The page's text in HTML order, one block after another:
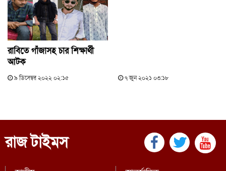
রাবিতে গাঁজাসহ চার শিক্ষার্থী
আটক
৯ ডিসেম্বর ২০২২ ০২:১৫ ৭ জুন ২০২১ ০৩:১৮
রাজ টাইমস